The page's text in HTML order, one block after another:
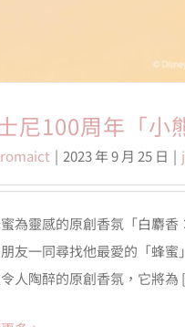
尼100周年「小
| 2023 年 9 月 25 日 |
為靈感的原創香氛「白麝
友一同尋找他最愛的「蜂
人陶醉的原創香氛，它將為